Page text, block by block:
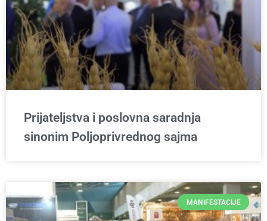
Prijateljstva i poslovna saradnja
sinonim Poljoprivrednog sajma
MANIFESTACIJE